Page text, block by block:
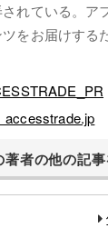
れている。ア
をお届けする
accesstrade.jp
著者の他の記